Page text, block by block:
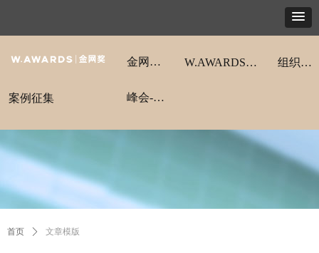
峰会-领航秀
W.AWARDS金网奖
金网奖动态 组织架构
案例征集
首页 ꄲ 文章模版